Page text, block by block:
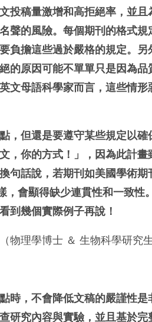
投稿量激增和高拒絕率，並且
聲的風險。每個期刊的格式規
負擔這些過於嚴格的規定。另
的原因可能不單單只是因為品
文母語科學家而言，這些情形
，但還是要遵守某些規定以確
，你的方式！」，因為此計畫
句話說，若期刊如美國學術期
，會顯得缺少連貫性和一致性
到幾個實際例子再說！
（物理學博士 ＆ 生物科學研究
時，不會降低文稿的嚴謹性是
研究內容與實驗，並且基於完